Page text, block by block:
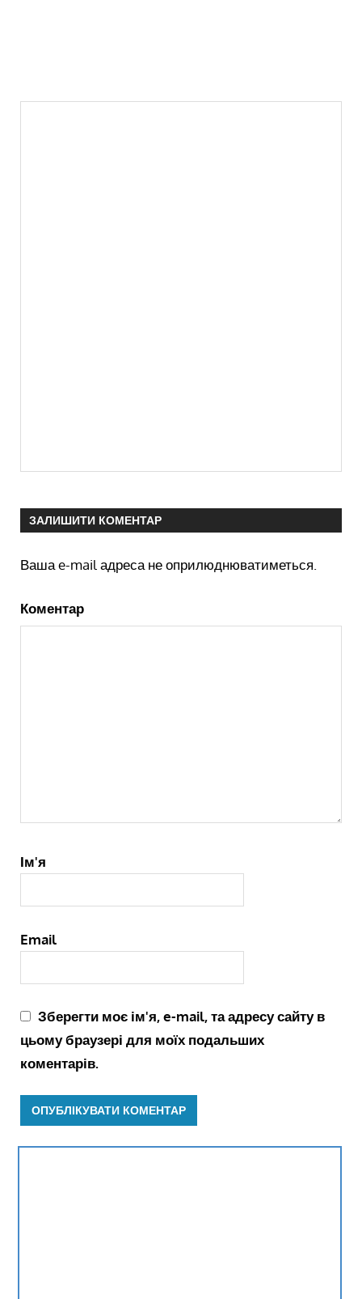
ЗАЛИШИТИ КОМЕНТАР
Ваша e-mail адреса не оприлюднюватиметься.
Коментар
Ім'я
Email
Зберегти моє ім'я, e-mail, та адресу сайту в
цьому браузері для моїх подальших
коментарів.